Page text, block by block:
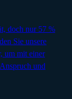
doch nur 57 %
Sie unsere
um mit einer
und